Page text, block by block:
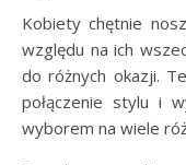
Kobiety chętnie
względu na ich
do różnych okazji.
połączenie stylu i
wyborem na wiele